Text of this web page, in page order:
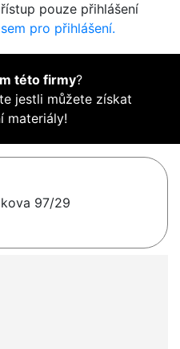
pouze přihlášení
pro přihlášení.
této firmy?
jestli můžete získat
materiály!
97/29